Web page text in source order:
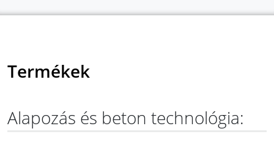
Termékek
Alapozás és beton technológia: